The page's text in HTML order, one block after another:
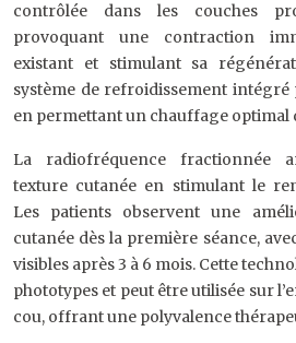
contrôlée dans les couches
provoquant une contraction
existant et stimulant sa
système de refroidissement intégré
en permettant un chauffage optimal
La radiofréquence fractionnée
texture cutanée en stimulant le
Les patients observent une
cutanée dès la première séance,
visibles après 3 à 6 mois. Cette
phototypes et peut être utilisée sur
cou, offrant une polyvalence